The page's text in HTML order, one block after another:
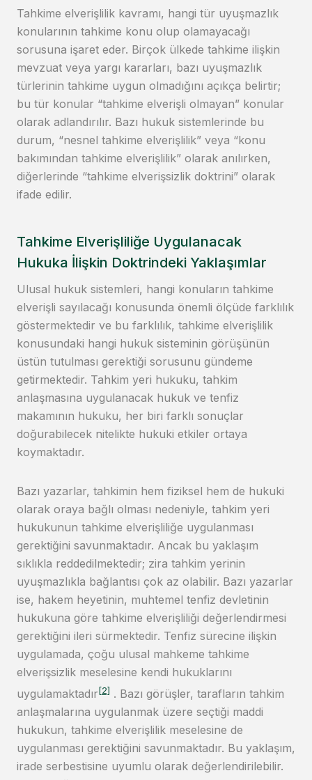
Tahkime elverişlilik kavramı, hangi tür uyuşmazlık
konularının tahkime konu olup olamayacağı
sorusuna işaret eder. Birçok ülkede tahkime ilişkin
mevzuat veya yargı kararları, bazı uyuşmazlık
türlerinin tahkime uygun olmadığını açıkça belirtir;
bu tür konular “tahkime elverişli olmayan” konular
olarak adlandırılır. Bazı hukuk sistemlerinde bu
durum, “nesnel tahkime elverişlilik” veya “konu
bakımından tahkime elverişlilik” olarak anılırken,
diğerlerinde “tahkime elverişsizlik doktrini” olarak
ifade edilir.
Tahkime Elverişliliğe Uygulanacak
Hukuka İlişkin Doktrindeki Yaklaşımlar
Ulusal hukuk sistemleri, hangi konuların tahkime
elverişli sayılacağı konusunda önemli ölçüde farklılık
göstermektedir ve bu farklılık, tahkime elverişlilik
konusundaki hangi hukuk sisteminin görüşünün
üstün tutulması gerektiği sorusunu gündeme
getirmektedir. Tahkim yeri hukuku, tahkim
anlaşmasına uygulanacak hukuk ve tenfiz
makamının hukuku, her biri farklı sonuçlar
doğurabilecek nitelikte hukuki etkiler ortaya
koymaktadır.
Bazı yazarlar, tahkimin hem fiziksel hem de hukuki
olarak oraya bağlı olması nedeniyle, tahkim yeri
hukukunun tahkime elverişliliğe uygulanması
gerektiğini savunmaktadır. Ancak bu yaklaşım
sıklıkla reddedilmektedir; zira tahkim yerinin
uyuşmazlıkla bağlantısı çok az olabilir. Bazı yazarlar
ise, hakem heyetinin, muhtemel tenfiz devletinin
hukukuna göre tahkime elverişliliği değerlendirmesi
gerektiğini ileri sürmektedir. Tenfiz sürecine ilişkin
uygulamada, çoğu ulusal mahkeme tahkime
elverişsizlik meselesine kendi hukuklarını
uygulamaktadır[2] . Bazı görüşler, tarafların tahkim
anlaşmalarına uygulanmak üzere seçtiği maddi
hukukun, tahkime elverişlilik meselesine de
uygulanması gerektiğini savunmaktadır. Bu yaklaşım,
irade serbestisine uyumlu olarak değerlendirilebilir.